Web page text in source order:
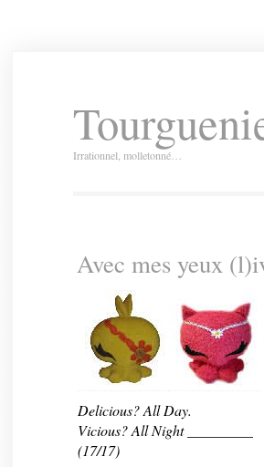
Irrationnel, molletonné…
Avec mes yeux
Delicious?All Day.
Vicious? All Night _________
(17/17)